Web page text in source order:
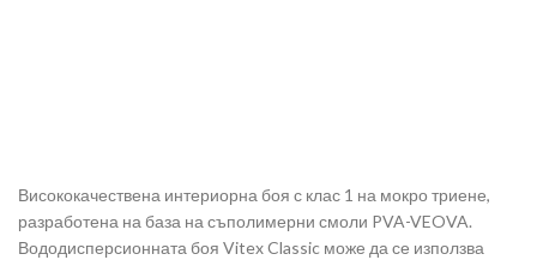
Висококачествена интериорна боя с клас 1 на мокро триене,
разработена на база на съполимерни смоли PVA-VEOVA.
Вододисперсионната боя Vitex Classic може да се използва